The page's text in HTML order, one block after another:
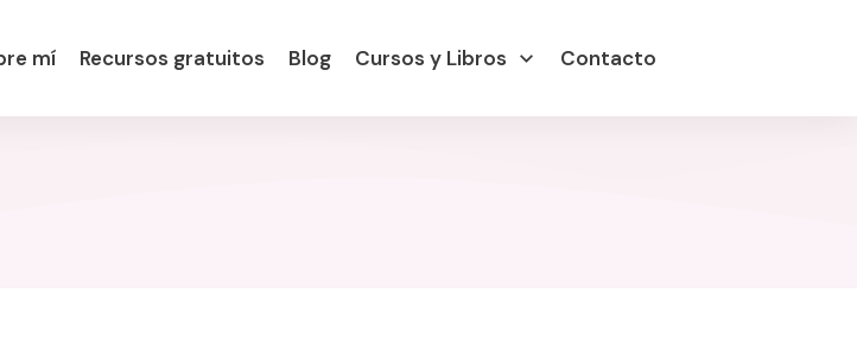
mí Recursos gratuitos Blog Cursos y Libros Contacto